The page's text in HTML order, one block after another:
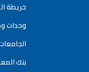
خريطة
وحدات
بنك